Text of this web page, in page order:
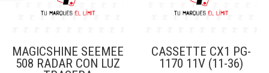
MAGICSHINE SEEMEE
508 RADAR CON LUZ
CASSETTE CX1 PG-
1170 11V (11-36)